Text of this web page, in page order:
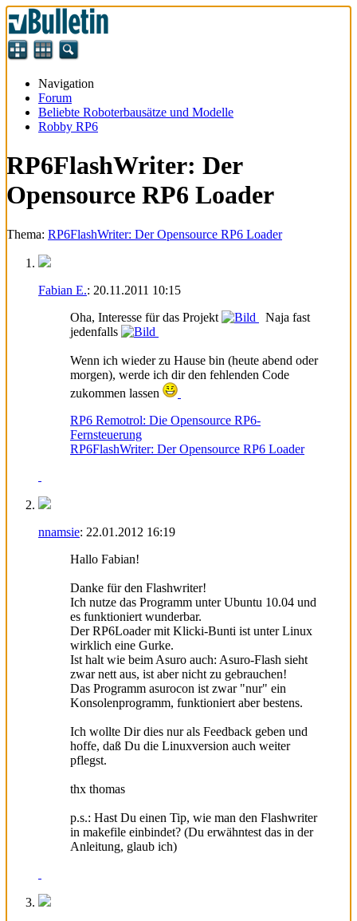
Navigation
Forum
Beliebte Roboterbausätze und Modelle
Robby RP6
RP6FlashWriter: Der
Opensource RP6 Loader
Thema: RP6FlashWriter: Der Opensource RP6 Loader
Fabian E.: 20.11.2011 10:15
Oha, Interesse für das Projekt
Naja fast
jedenfalls
Wenn ich wieder zu Hause bin (heute abend oder
morgen), werde ich dir den fehlenden Code
zukommen lassen
RP6 Remotrol: Die Opensource RP6-
Fernsteuerung
RP6FlashWriter: Der Opensource RP6 Loader
nnamsie: 22.01.2012 16:19
Hallo Fabian!
Danke für den Flashwriter!
Ich nutze das Programm unter Ubuntu 10.04 und
es funktioniert wunderbar.
Der RP6Loader mit Klicki-Bunti ist unter Linux
wirklich eine Gurke.
Ist halt wie beim Asuro auch: Asuro-Flash sieht
zwar nett aus, ist aber nicht zu gebrauchen!
Das Programm asurocon ist zwar "nur" ein
Konsolenprogramm, funktioniert aber bestens.
Ich wollte Dir dies nur als Feedback geben und
hoffe, daß Du die Linuxversion auch weiter
pflegst.
thx thomas
p.s.: Hast Du einen Tip, wie man den Flashwriter
in makefile einbindet? (Du erwähntest das in der
Anleitung, glaub ich)